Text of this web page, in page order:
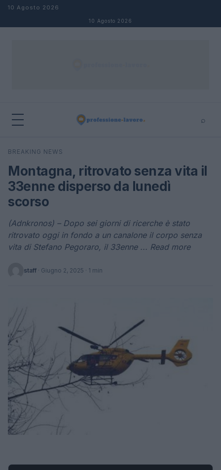
Salta al contenuto
10 Agosto 2026
10 Agosto 2026
⌕
Cerca
BREAKING NEWS
Montagna, ritrovato senza vita il
33enne disperso da lunedì
scorso
(Adnkronos) – Dopo sei giorni di ricerche è stato
ritrovato oggi in fondo a un canalone il corpo senza
vita di Stefano Pegoraro, il 33enne ... Read more
staff · Giugno 2, 2025 · 1 min